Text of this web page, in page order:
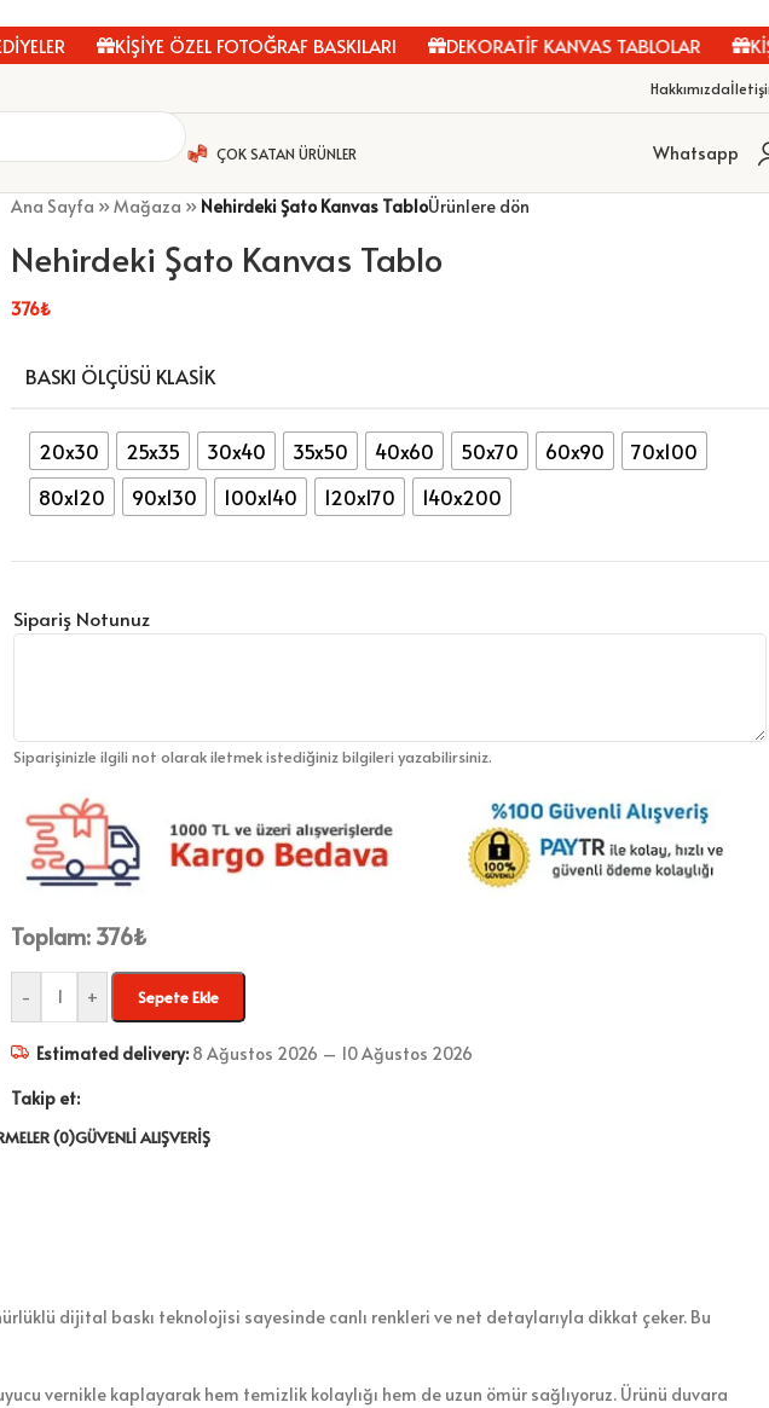
KİŞİYE ÖZEL FOTOĞRAF BASKILARI DEKORATİF KANVAS TABLOLAR
Hakkımızda
ÇOK SATAN ÜRÜNLER Whatsapp
Ana Sayfa »Mağaza » Nehirdeki Şato Kanvas TabloÜrünlere dön
Nehirdeki Şato Kanvas Tablo
376₺
BASKI ÖLÇÜSÜ KLASIK
20x30 25x35 30x40 35x50 40x60 50x70 60x90
70x100
80x120
90x130 100x140 120x170 140x200
Sipariş Notunuz
Siparişinizle ilgili not olarak iletmek istediğiniz bilgileri yazabilirsiniz.
Toplam: 376₺
- + Sepete Ekle
Estimated delivery: 8 Ağustos 2026 – 10 Ağustos 2026
Takip et:
(0)GÜVENLI ALIŞVERIŞ
dijital baskı teknolojisi sayesinde canlı renkleri ve net detaylarıyla dikkat çeker. Bu
vernikle kaplayarak hem temizlik kolaylığı hem de uzun ömür sağlıyoruz. Ürünü duvara